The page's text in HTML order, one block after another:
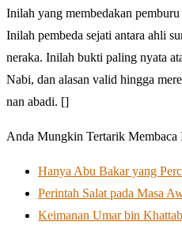
Inilah yang membedakan
Inilah pembeda sejati antara ahli
neraka. Inilah bukti paling nyata
Nabi, dan alasan valid hingga
nan abadi. []
Anda Mungkin Tertarik Membaca
Hanya Abu Bakar yang
Perintah Salat pada Masa
Keimanan Umar bin Khattab